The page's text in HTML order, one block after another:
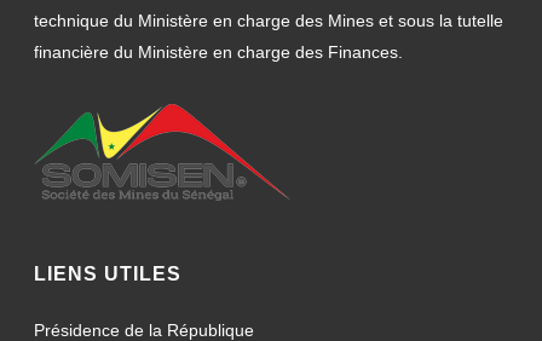
technique du Ministère en charge des Mines et sous la tutelle
financière du Ministère en charge des Finances.
LIENS UTILES
Présidence de la République